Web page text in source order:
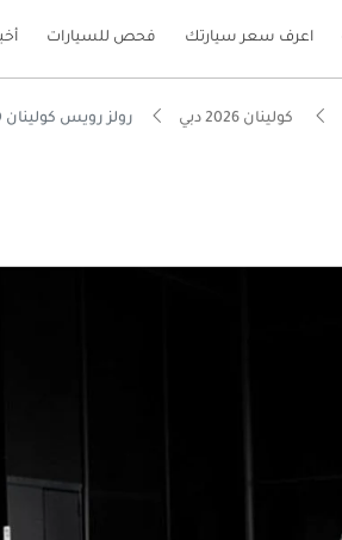
اعرف سعر سيارتك فحص للسيارات
كولينان 2026 دبي رولز رويس كولينان BLACK BADGE LHD & RHD